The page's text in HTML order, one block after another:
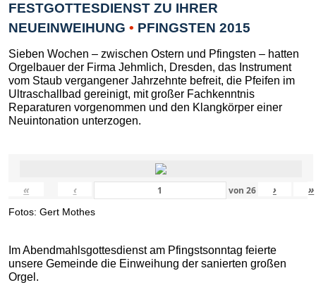
FESTGOTTESDIENST ZU IHRER
NEUEINWEIHUNG • PFINGSTEN 2015
Sieben Wochen – zwischen Ostern und Pfingsten – hatten
Orgelbauer der Firma Jehmlich, Dresden, das Instrument
vom Staub vergangener Jahrzehnte befreit, die Pfeifen im
Ultraschallbad gereinigt, mit großer Fachkenntnis
Reparaturen vorgenommen und den Klangkörper einer
Neuintonation unterzogen.
« ‹ von 26 › »
Fotos: Gert Mothes
Im Abendmahlsgottesdienst am Pfingstsonntag feierte
unsere Gemeinde die Einweihung der sanierten großen
Orgel.